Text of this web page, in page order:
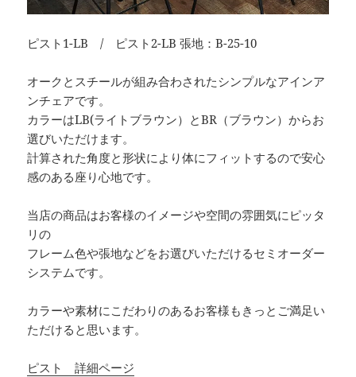
ピスト1-LB / ピスト2-LB 張地：B-25-10
オークとスチールが組み合わされたシンプルなアインア
ンチェアです。
カラーはLB(ライトブラウン）とBR（ブラウン）からお
選びいただけます。
計算された角度と形状により体にフィットするので安心
感のある座り心地です。
当店の商品はお客様のイメージや空間の雰囲気にピッタ
リの
フレーム色や張地などをお選びいただけるセミオーダー
システムです。
カラーや素材にこだわりのあるお客様もきっとご満足い
ただけると思います。
ピスト 詳細ページ